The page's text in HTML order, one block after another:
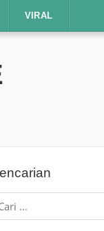
VIRAL